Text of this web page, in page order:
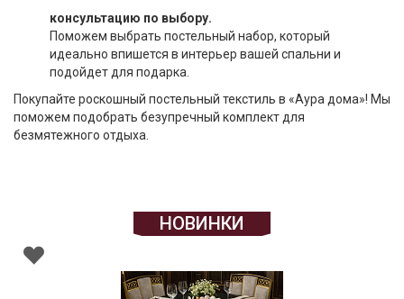
консультацию по выбору.
Поможем выбрать постельный набор, который
идеально впишется в интерьер вашей спальни и
подойдет для подарка.
Покупайте роскошный постельный текстиль в «Аура дома»! Мы
поможем подобрать безупречный комплект для
безмятежного отдыха.
НОВИНКИ